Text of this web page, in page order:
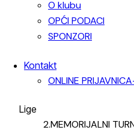
O klubu
OPĆI PODACI
SPONZORI
Kontakt
ONLINE
Lige
2.MEMORIJALNI